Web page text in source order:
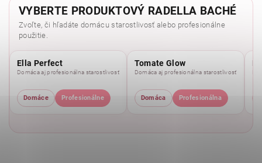
VYBERTE PRODUKTOVÝ RADELLA BACHÉ
Zvoľte, či hľadáte domácu starostlivosť alebo profesionálne
použitie.
Ella Perfect
Domáca aj profesionálna starostlivosť
Domáce Profesionálne
Tomate Glow
Domáca aj profesionálna starostlivosť
Domáca Profesionálna